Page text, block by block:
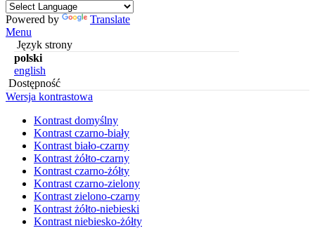
Powered by
Translate
Menu
Język strony
polski
english
Dostępność
Wersja kontrastowa
Kontrast domyślny
Kontrast czarno-biały
Kontrast biało-czarny
Kontrast żółto-czarny
Kontrast czarno-żółty
Kontrast czarno-zielony
Kontrast zielono-czarny
Kontrast żółto-niebieski
Kontrast niebiesko-żółty